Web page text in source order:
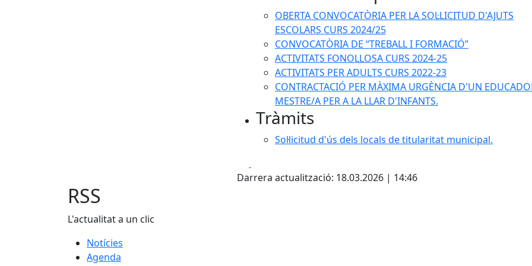
OBERTA CONVOCATÒRIA PER LA SOL·LICITUD D'AJUTS
ESCOLARS CURS 2024/25
CONVOCATÒRIA DE “TREBALL I FORMACIÓ”
ACTIVITATS FONOLLOSA CURS 2024-25
ACTIVITATS PER ADULTS CURS 2022-23
CONTRACTACIÓ PER MÀXIMA URGÈNCIA D'UN
MESTRE/A PER A LA LLAR D'INFANTS.
Tràmits
Sol·licitud d'ús dels locals de titularitat municipal.
Darrera actualització: 18.03.2026 | 14:46
RSS
L'actualitat a un clic
Notícies
Agenda